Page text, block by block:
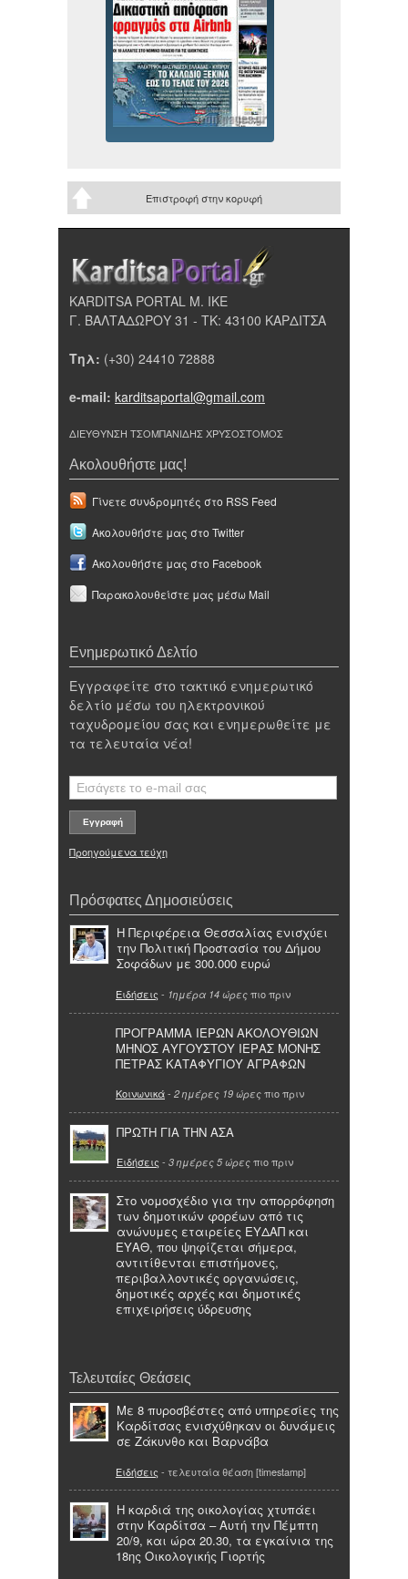
Επιστροφή στην κορυφή
KARDITSA PORTAL Μ. ΙΚΕ
Γ. ΒΑΛΤΑΔΩΡΟΥ 31 - ΤΚ: 43100 ΚΑΡΔΙΤΣΑ
Τηλ: (+30) 24410 72888
e-mail: karditsaportal@gmail.com
ΔΙΕΥΘΥΝΣΗ ΤΣΟΜΠΑΝΙΔΗΣ ΧΡΥΣΟΣΤΟΜΟΣ
Ακολουθήστε μας!
Γίνετε συνδρομητές στο RSS Feed
Ακολουθήστε μας στο Twitter
Ακολουθήστε μας στο Facebook
Παρακολουθείστε μας μέσω Mail
Ενημερωτικό Δελτίο
Εγγραφείτε στο τακτικό ενημερωτικό
δελτίο μέσω του ηλεκτρονικού
ταχυδρομείου σας και ενημερωθείτε με
τα τελευταία νέα!
Προηγούμενα τεύχη
Πρόσφατες Δημοσιεύσεις
Η Περιφέρεια Θεσσαλίας ενισχύει
την Πολιτική Προστασία του Δήμου
Σοφάδων με 300.000 ευρώ
Ειδήσεις - 1ημέρα 14 ώρες πιο πριν
ΠΡΟΓΡΑΜΜΑ ΙΕΡΩΝ ΑΚΟΛΟΥΘΙΩΝ
ΜΗΝΟΣ ΑΥΓΟΥΣΤΟΥ ΙΕΡΑΣ ΜΟΝΗΣ
ΠΕΤΡΑΣ ΚΑΤΑΦΥΓΙΟΥ ΑΓΡΑΦΩΝ
Κοινωνικά- 2 ημέρες 19 ώρες πιο πριν
ΠΡΩΤΗ ΓΙΑ ΤΗΝ ΑΣΑ
Ειδήσεις - 3 ημέρες 5 ώρες πιο πριν
Στο νομοσχέδιο για την απορρόφηση
των δημοτικών φορέων από τις
ανώνυμες εταιρείες ΕΥΔΑΠ και
ΕΥΑΘ, που ψηφίζεται σήμερα,
αντιτίθενται επιστήμονες,
περιβαλλοντικές οργανώσεις,
δημοτικές αρχές και δημοτικές
επιχειρήσεις ύδρευσης
Τελευταίες Θεάσεις
Με 8 πυροσβέστες από υπηρεσίες της
Καρδίτσας ενισχύθηκαν οι δυνάμεις
σε Ζάκυνθο και Βαρνάβα
Ειδήσεις - τελευταία θέαση [timestamp]
Η καρδιά της οικολογίας χτυπάει
στην Καρδίτσα – Αυτή την Πέμπτη
20/9, και ώρα 20.30, τα εγκαίνια της
18ης Οικολογικής Γιορτής